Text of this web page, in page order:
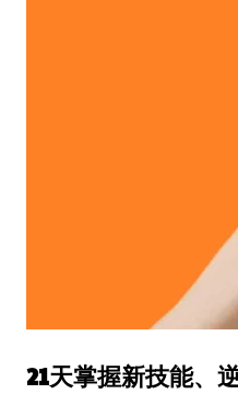
21天掌握新技能、